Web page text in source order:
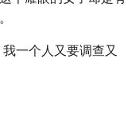
一个人又要调查又